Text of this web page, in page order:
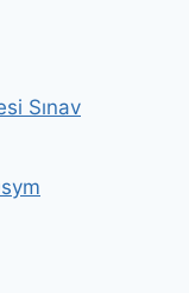
Sınav